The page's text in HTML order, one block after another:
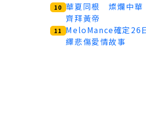
10 華夏同根 燦爛中
齊拜黃帝
11
MeloMance確定26
繹悲傷愛情故事